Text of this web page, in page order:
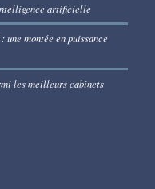
artificielle
montée en puissance
les meilleurs cabinets